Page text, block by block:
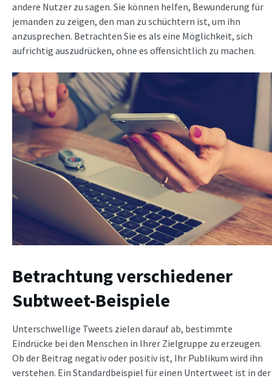
andere Nutzer zu sagen. Sie können helfen, Bewunderung für
jemanden zu zeigen, den man zu schüchtern ist, um ihn
anzusprechen. Betrachten Sie es als eine Möglichkeit, sich
aufrichtig auszudrücken, ohne es offensichtlich zu machen.
Betrachtung verschiedener
Subtweet-Beispiele
Unterschwellige Tweets zielen darauf ab, bestimmte
Eindrücke bei den Menschen in Ihrer Zielgruppe zu erzeugen.
Ob der Beitrag negativ oder positiv ist, Ihr Publikum wird ihn
verstehen. Ein Standardbeispiel für einen Untertweet ist in der